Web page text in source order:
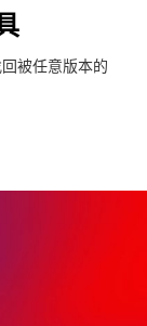
被任意版本的